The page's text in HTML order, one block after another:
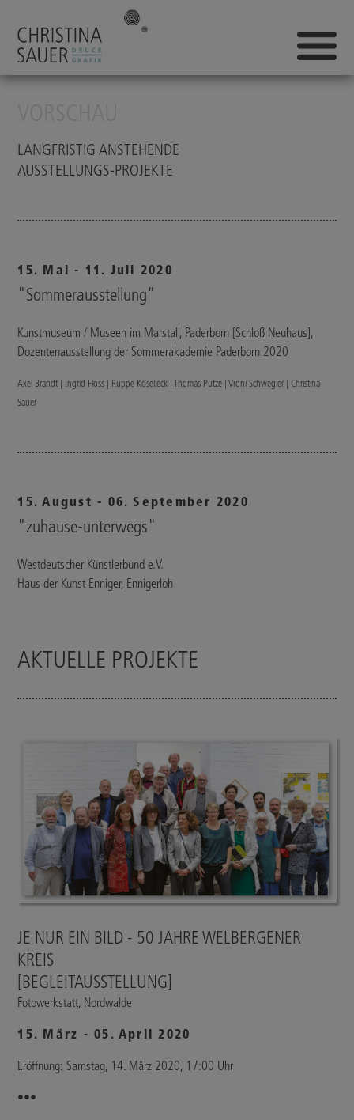
LANGFRISTIG ANSTEHENDE
AUSSTELLUNGS-PROJEKTE
15. Mai - 11. Juli 2020
"Sommerausstellung"
Kunstmuseum / Museen im Marstall, Paderborn [Schloß Neuhaus],
Dozentenausstellung der Sommerakademie Paderborn 2020
Axel Brandt | Ingrid Floss | Ruppe Koselleck | Thomas Putze | Vroni Schwegler | Christina
Sauer
15. August - 06. September 2020
"zuhause-unterwegs"
Westdeutscher Künstlerbund e.V.
Haus der Kunst Enniger, Ennigerloh
AKTUELLE PROJEKTE
JE NUR EIN BILD - 50 JAHRE WELBERGENER
KREIS
[BEGLEITAUSSTELLUNG]
Fotowerkstatt, Nordwalde
15. März - 05. April 2020
Eröffnung: Samstag, 14. März 2020, 17:00 Uhr
•••